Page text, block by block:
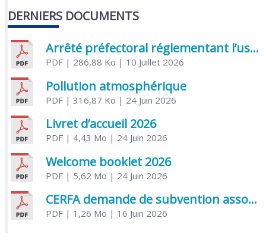
DERNIERS DOCUMENTS
Arrêté préfectoral réglementant l’usage de l’eau
PDF| 286,88 Ko | 10 Juillet 2026
Pollution atmosphérique
PDF| 316,87 Ko | 24 Juin 2026
Livret d’accueil 2026
PDF| 4,43 Mo | 24 Juin 2026
Welcome booklet 2026
PDF| 5,62 Mo | 24 Juin 2026
CERFA demande de subvention association
PDF| 1,26 Mo | 16 Juin 2026